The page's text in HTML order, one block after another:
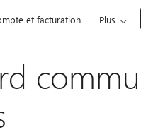
et facturation Plus